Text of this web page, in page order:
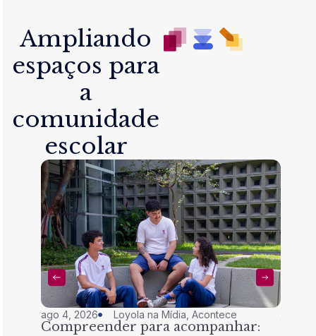
Ampliando
espaços para
a
comunidade
escolar
ago 4, 2026 Loyola na Mídia ,Acontece
Compreender para acompanhar: